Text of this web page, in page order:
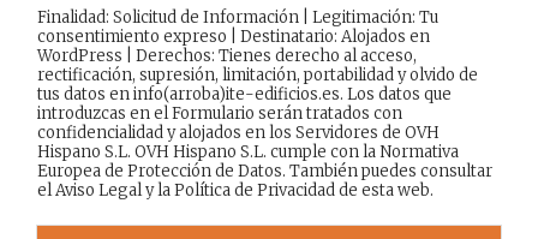
Finalidad: Solicitud de Información | Legitimación: Tu
consentimiento expreso | Destinatario: Alojados en
WordPress | Derechos: Tienes derecho al acceso,
rectificación, supresión, limitación, portabilidad y olvido de
tus datos en info(arroba)ite-edificios.es. Los datos que
introduzcas en el Formulario serán tratados con
confidencialidad y alojados en los Servidores de OVH
Hispano S.L. OVH Hispano S.L. cumple con la Normativa
Europea de Protección de Datos. También puedes consultar
elAviso Legaly laPolítica de Privacidadde esta web.